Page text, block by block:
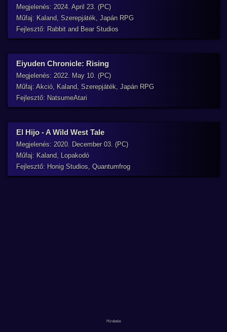
Megjelenés: 2024. April 23. (PC)
Műfaj: Kaland, Szerepjáték, Japán RPG
Fejlesztő: Rabbit and Bear Studios
Eiyuden Chronicle: Rising
Megjelenés: 2022. May 10. (PC)
Műfaj: Akció, Kaland, Szerepjáték, Japán RPG
Fejlesztő: NatsumeAtari
El Hijo - A Wild West Tale
Megjelenés: 2020. December 03. (PC)
Műfaj: Kaland, Lopakodó
Fejlesztő: Honig Studios, Quantumfrog